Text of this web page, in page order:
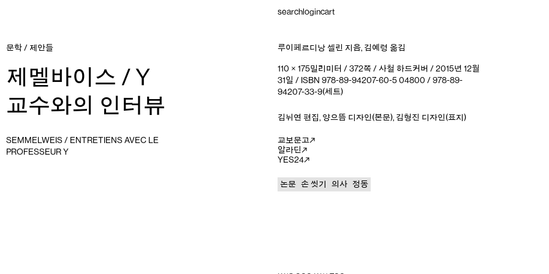
searchlogincart
문학 / 제안들
제멜바이스 / Y
교수와의 인터뷰
SEMMELWEIS / ENTRETIENS AVEC LE
PROFESSEUR Y
루이페르디낭 셀린 지음, 김예령 옮김
110 × 175밀리미터 / 372쪽 / 사철 하드커버 / 2015년 12월
31일 / ISBN 978-89-94207-60-5 04800 / 978-89-
94207-33-9(세트)
김뉘연 편집 양으뜸디자인(본문), 김형진 디자인(표지)
교보문고
알라딘
YES24
논문 손 씻기 의사 정동